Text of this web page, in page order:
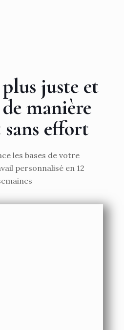
juste et
manière
sans effort
les bases de votre
personnalisé en 12